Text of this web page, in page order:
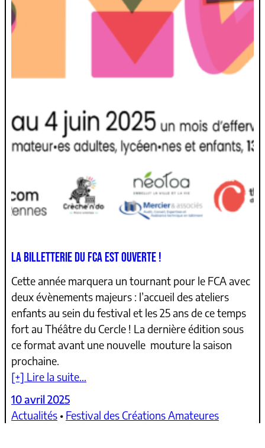
LA BILLETTERIE DU FCA EST OUVERTE !
Cette année marquera un tournant pour le FCA avec
deux évènements majeurs : l’accueil des ateliers
enfants au sein du festival et les 25 ans de ce temps
fort au Théâtre du Cercle ! La dernière édition sous
ce format avant une nouvelle mouture la saison
prochaine.
[+] Lire la suite…
10 avril 2025
Actualités • Festival des Créations Amateures